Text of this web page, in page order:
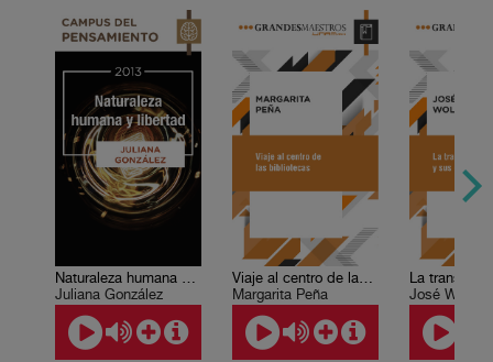
Naturaleza humana y libertad
Juliana González
Viaje al centro de las bibliotecas
Margarita Peña
José